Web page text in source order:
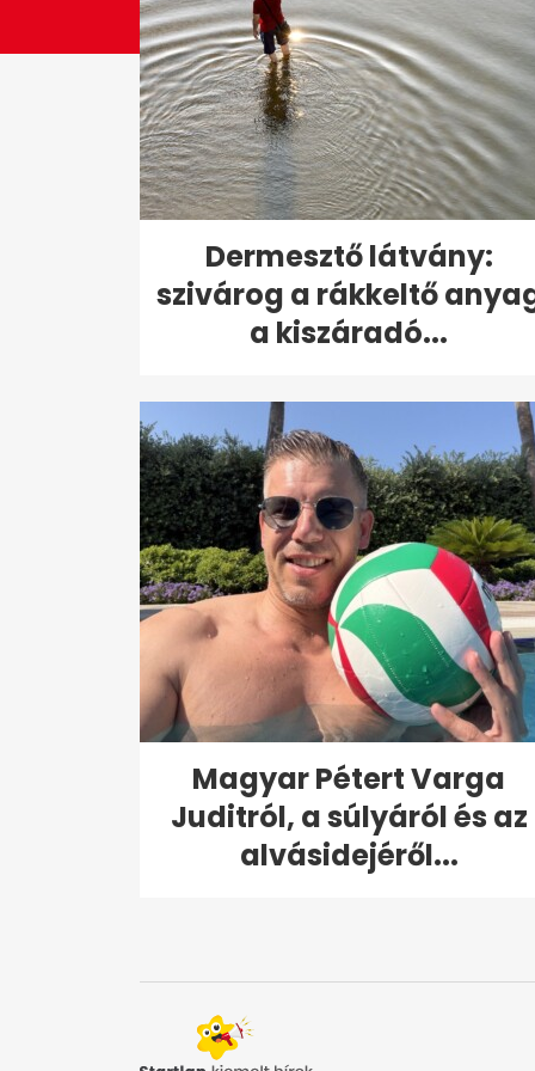
Dermesztő látvány:
szivárog a rákkeltő
a kiszáradó...
Magyar Pétert Varga
Juditról, a súlyáról és az
alvásidejéről...